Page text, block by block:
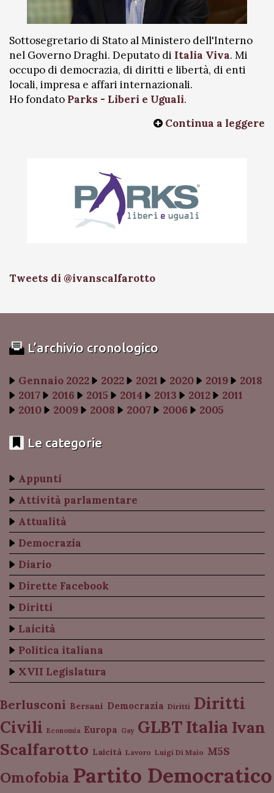
Sottosegretario di Stato al Ministero dell'Interno
nel Governo Draghi. Deputato di Italia Viva. Mi
occupo di democrazia, di diritti e libertà, di enti
locali, impresa e affari internazionali.
Ho fondato Parks - Liberi e Uguali.
Continua a leggere
Tweets di @ivanscalfarotto
L’archivio cronologico
Gennaio 2022 2022 2021 2020 2019
2018
2017
2016 2015 2014 2013 2012
2011
2010
2009 2008 2007 2006 2005
Le categorie
Appunti
Attività parlamentare
Attualità
Democrazia
Diario
Dirette Facebook
Diritti
Laicità
Politica italiana
XVII Legislatura
Berlusconi Bersani Democrazia Diritti Diritti
Civili Economia Europa Gay GLBT Italia Ivan
Scalfarotto Laicità Lavoro Luigi Di Maio M5S
Omofobia Partito Democratico